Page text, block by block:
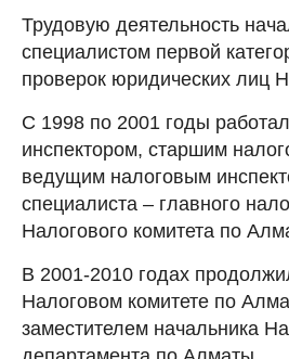
Трудовую деятельность
специалистом первой
проверок юридических лиц
С 1998 по 2001 годы
инспектором, старшим
ведущим налоговым
специалиста – главного
Налогового комитета по
В 2001-2010 годах
Налоговом комитете по
заместителем начальника